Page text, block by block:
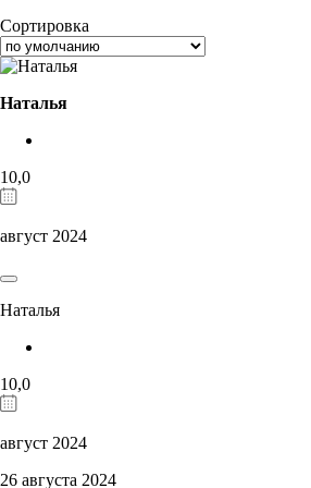
Сортировка
Наталья
10,0
август 2024
Наталья
10,0
август 2024
26 августа 2024